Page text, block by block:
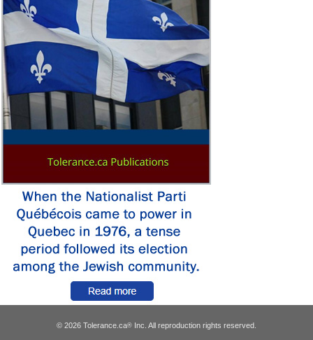
© 2026 Tolerance.ca® Inc. All reproduction rights reserved.